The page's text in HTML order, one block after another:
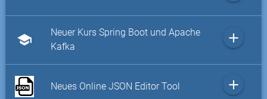
school
Neuer Kurs Spring Boot und Apache
Kafka
add
Neues Online JSON Editor Tool add